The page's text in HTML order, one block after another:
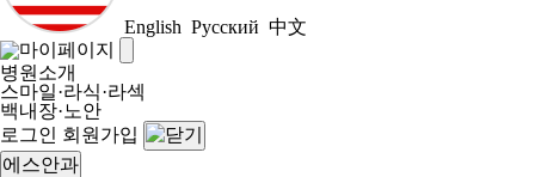
English Русский 中文
병원소개
스마일·라식·라섹
백내장·노안
로그인 회원가입
에스안과